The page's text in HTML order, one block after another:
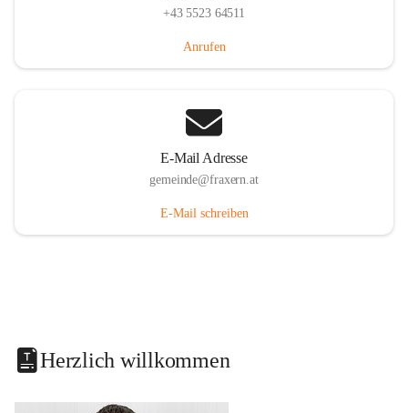
+43 5523 64511
Anrufen
E-Mail Adresse
gemeinde@fraxern.at
E-Mail schreiben
Herzlich willkommen